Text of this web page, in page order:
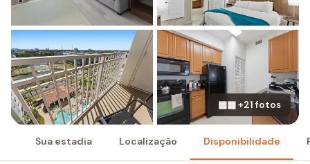
▦▦ +21 fotos
Sua estadia Localização Disponibilidade